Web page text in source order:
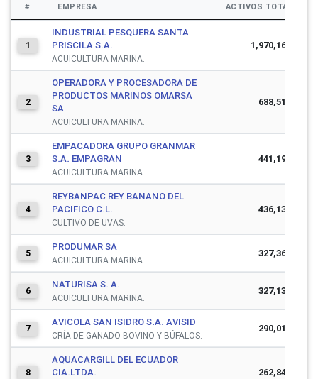
# EMPRESA ACTIVOS TOTALES
1
INDUSTRIAL PESQUERA SANTA
PRISCILA S.A.
ACUICULTURA MARINA.
1,970,163,275
2
OPERADORA Y PROCESADORA DE
PRODUCTOS MARINOS OMARSA
SA
ACUICULTURA MARINA.
688,510,279
3
EMPACADORA GRUPO GRANMAR
S.A. EMPAGRAN
ACUICULTURA MARINA.
441,198,368
4
REYBANPAC REY BANANO DEL
PACIFICO C.L.
CULTIVO DE UVAS.
436,136,273
5
PRODUMAR SA
ACUICULTURA MARINA.
327,362,093
6
NATURISA S. A.
ACUICULTURA MARINA.
327,136,213
7
AVICOLA SAN ISIDRO S.A. AVISID
CRÍA DE GANADO BOVINO Y BÚFALOS.
290,018,739
8
AQUACARGILL DEL ECUADOR
CIA.LTDA.
262,844,991